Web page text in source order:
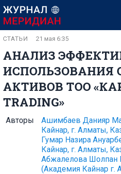
АНАЛИЗ
ИСПОЛЬЗОВАНИЯ
АКТИВОВ ТОО
TRADING»
СТАТЬИ 21 мая 6:35
Авторы Ашимбаев Данияр
Кайнар, г. Алматы,
Гумар Назира
Кайнар, г. Алматы,
Абжалелова Шолпан
(Академия Кайнар г.